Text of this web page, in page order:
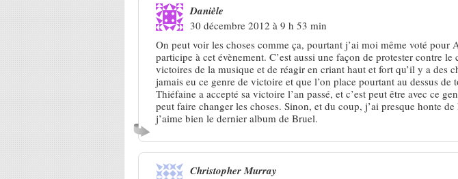
Danièle
30 décembre 2012 à 9 h 53 min
On peut voir les choses comme ça, pourtant j’ai moi même voté pour
participe à cet évènement. C’est aussi une façon de protester contre
victoires de la musique et de réagir en criant haut et fort qu’il y a des
jamais eu ce genre de victoire et que l’on place pourtant au dessus de
Thiéfaine a accepté sa victoire l’an passé, et c’est peut être avec ce
peut faire changer les choses. Sinon, et du coup, j’ai presque honte
j’aime bien le dernier album de Bruel.
Christopher Murray